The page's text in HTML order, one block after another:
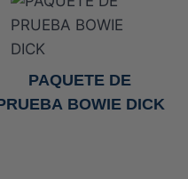
PAQUETE DE
BOWIE DICK